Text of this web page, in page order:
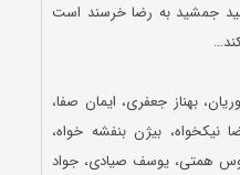
جمشید به رضا خرسند است
بهناز جعفری، ایمان صفا،
نیکخواه، بیژن بنفشه خواه،
همتی، یوسف صیادی، جواد